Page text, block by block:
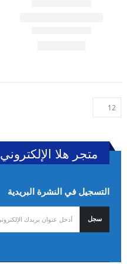
متجر هلا الإلكتروني
التسجيل في النشرة البريدية